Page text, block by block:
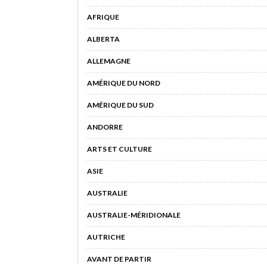
AFRIQUE
ALBERTA
ALLEMAGNE
AMÉRIQUE DU NORD
AMÉRIQUE DU SUD
ANDORRE
ARTS ET CULTURE
ASIE
AUSTRALIE
AUSTRALIE-MÉRIDIONALE
AUTRICHE
AVANT DE PARTIR